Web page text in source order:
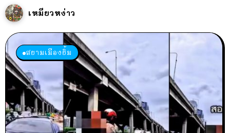
เหมียวหง่าว
สยามเมืองยิ้ม